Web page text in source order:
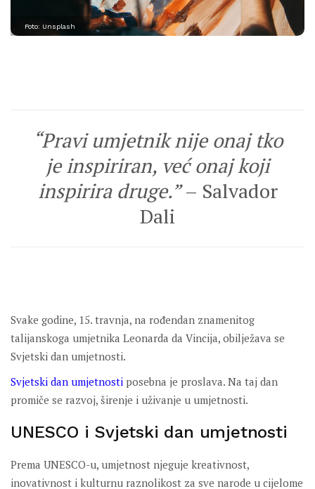
Foto: Unsplash
“Pravi umjetnik nije onaj tko
je inspiriran, već onaj koji
inspirira druge.”– Salvador
Dali
Svake godine, 15. travnja, na rođendan znamenitog
talijanskoga umjetnika Leonarda da Vincija, obilježava se
Svjetski dan umjetnosti.
Svjetski dan umjetnosti posebna je proslava. Na taj dan
promiče se razvoj, širenje i uživanje u umjetnosti.
UNESCO i Svjetski dan umjetnosti
Prema UNESCO-u, umjetnost njeguje kreativnost,
inovativnost i kulturnu raznolikost za sve narode u cijelome